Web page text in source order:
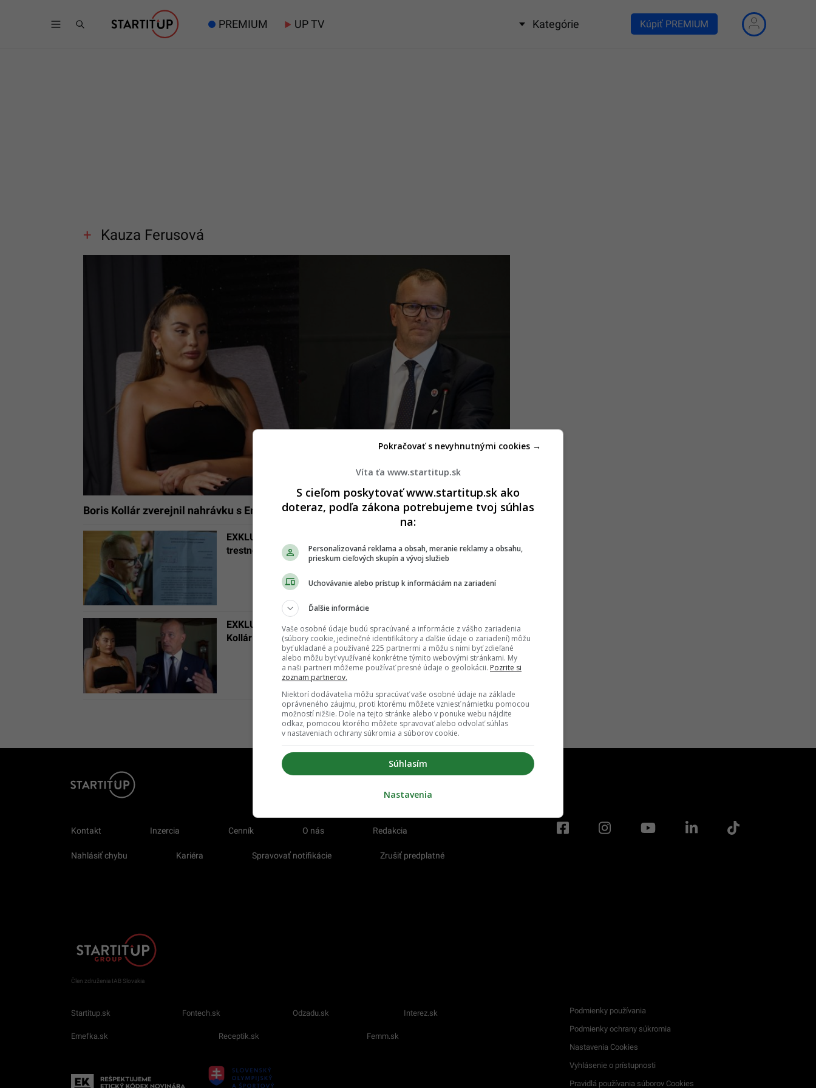
PREMIUM UP TV Kategórie Kúpiť PREMIUM
Kauza Ferusová
Boris Kollár zverejnil nahrávku s Emou Ferusovou. Chce dokázať, že klame
EXKLUZÍVNE Kauza Ferusová: Rajecký podal na Borisa Kollára
trestné oznámenia. Má aj tajnú nahrávku
EXKLUZÍVNE VIDEO „Mám dôkazy, Ferusová dostala 40 000.“
Kollár pre Startitup prehovoril o expartnerke
Kontakt Inzercia Cenník O nás Redakcia
Nahlásiť chybu Kariéra Spravovať notifikácie Zrušiť predplatné
Člen združenia IAB Slovakia
Startitup.sk Fontech.sk Odzadu.sk Interez.sk
Emefka.sk Receptik.sk Femm.sk
Podmienky používania
Podmienky ochrany súkromia
Nastavenia Cookies
Vyhlásenie o prístupnosti
Pravidlá používania súborov Cookies
Víta ťa www.startitup.sk
S cieľom poskytovať www.startitup.sk ako
doteraz, podľa zákona potrebujeme tvoj súhlas
na:
Personalizovaná reklama a obsah, meranie reklamy a obsahu,
prieskum cieľových skupín a vývoj služieb
Uchovávanie alebo prístup k informáciám na zariadení
Ďalšie informácie
Vaše osobné údaje budú spracúvané a informácie z vášho zariadenia
(súbory cookie, jedinečné identifikátory a ďalšie údaje o zariadení) môžu
byť ukladané a používané 225 partnermi a môžu s nimi byť zdieľané
alebo môžu byť využívané konkrétne týmito webovými stránkami. My
a naši partneri môžeme používať presné údaje o geolokácii. Pozrite si
zoznam partnerov.
Niektorí dodávatelia môžu spracúvať vaše osobné údaje na základe
oprávneného záujmu, proti ktorému môžete vzniesť námietku pomocou
možností nižšie. Dole na tejto stránke alebo v ponuke webu nájdite
odkaz, pomocou ktorého môžete spravovať alebo odvolať súhlas
v nastaveniach ochrany súkromia a súborov cookie.
Súhlasím
Pokračovať s nevyhnutnými cookies →
Nastavenia